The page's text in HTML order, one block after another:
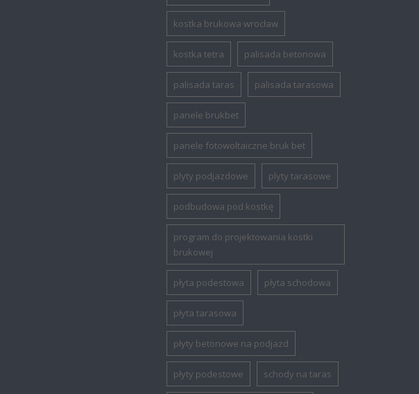
kostka brukowa wrocław
kostka tetra palisada betonowa
palisada taras palisada tarasowa
panele brukbet
panele fotowoltaiczne bruk bet
plyty podjazdowe plyty tarasowe
podbudowa pod kostkę
program do projektowania kostki
brukowej
płyta podestowa płyta schodowa
płyta tarasowa
płyty betonowe na podjazd
płyty podestowe schody na taras